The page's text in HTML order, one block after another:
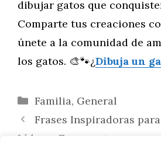
dibujar gatos que
Comparte tus creaciones
únete a la comunidad de
los gatos. 🎨🐾¿Dibuja un
Categorías
Familia, General
Frases Inspiradoras
Líderes Emergentes